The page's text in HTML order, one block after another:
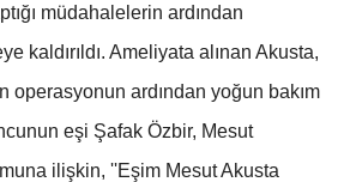
müdahalelerin ardından
kaldırıldı. Ameliyata alınan Akusta,
operasyonun ardından yoğun bakım
eşi Şafak Özbir, Mesut
ilişkin, ''Eşim Mesut Akusta